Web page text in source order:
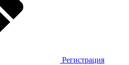
Регистрация